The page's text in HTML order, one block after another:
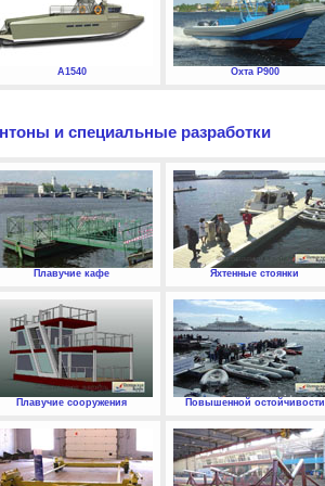
А1540 Охта P900
и специальные разработки
Плавучие кафе Яхтенные стоянки
Плавучие сооружения Повышенной остойчивости